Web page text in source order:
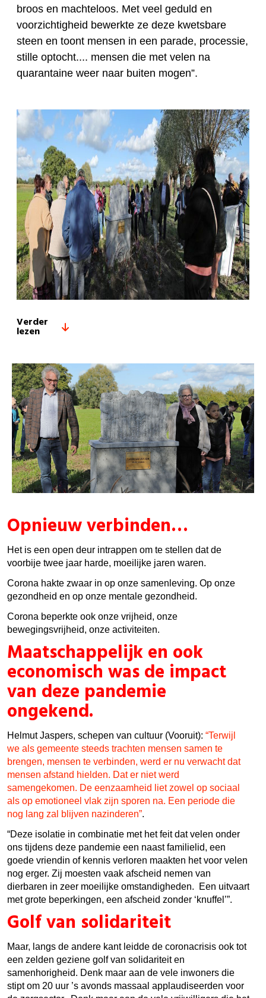
broos en machteloos. Met veel geduld en
voorzichtigheid bewerkte ze deze kwetsbare
steen en toont mensen in een parade, processie,
stille optocht.... mensen die met velen na
quarantaine weer naar buiten mogen”.
Verder
lezen
Opnieuw verbinden…
Het is een open deur intrappen om te stellen dat de
voorbije twee jaar harde, moeilijke jaren waren.
Corona hakte zwaar in op onze samenleving. Op onze
gezondheid en op onze mentale gezondheid.
Corona beperkte ook onze vrijheid, onze
bewegingsvrijheid, onze activiteiten.
Maatschappelijk en ook
economisch was de impact
van deze pandemie
ongekend.
Helmut Jaspers, schepen van cultuur (Vooruit): “Terwijl
we als gemeente steeds trachten mensen samen te
brengen, mensen te verbinden, werd er nu verwacht dat
mensen afstand hielden. Dat er niet werd
samengekomen. De eenzaamheid liet zowel op sociaal
als op emotioneel vlak zijn sporen na. Een periode die
nog lang zal blijven nazinderen”.
“Deze isolatie in combinatie met het feit dat velen onder
ons tijdens deze pandemie een naast familielid, een
goede vriendin of kennis verloren maakten het voor velen
nog erger. Zij moesten vaak afscheid nemen van
dierbaren in zeer moeilijke omstandigheden. Een uitvaart
met grote beperkingen, een afscheid zonder ‘knuffel’”.
Golf van solidariteit
Maar, langs de andere kant leidde de coronacrisis ook tot
een zelden geziene golf van solidariteit en
samenhorigheid. Denk maar aan de vele inwoners die
stipt om 20 uur ’s avonds massaal applaudiseerden voor